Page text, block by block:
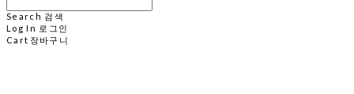
Search 검색
Log In 로그인
Cart 장바구니